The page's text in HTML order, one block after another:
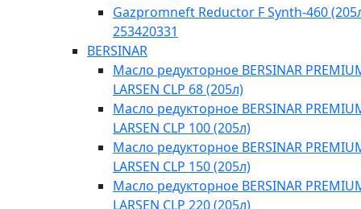
Gazpromneft Reductor F Synth-460
253420331
BERSINAR
Масло редукторное BERSINAR
LARSEN CLP 68 (205л)
Масло редукторное BERSINAR
LARSEN CLP 100 (205л)
Масло редукторное BERSINAR
LARSEN CLP 150 (205л)
Масло редукторное BERSINAR
LARSEN CLP 220 (205л)